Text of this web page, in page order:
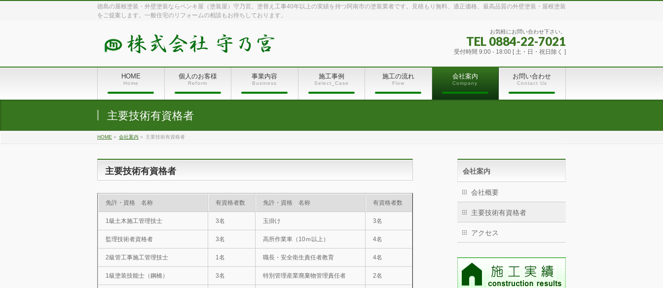
徳島の屋根塗装・外壁塗装ならペンキ屋（塗装屋）守乃宮。塗替え工事40年以上の実績を持つ阿南市の塗装業者です。見積もり無料、適正価格、最高品質の外壁塗装・屋根塗装
をご提案します。一般住宅のリフォームの相談もお待ちしております。
お気軽にお問い合わせ下さい。
TEL 0884-22-7021
受付時間 9:00 - 18:00 [ 土・日・祝日除く ]
HOME
Home
個人のお客様
Reform
事業内容
Business
施工事例
Select_Case
施工の流れ
Flow
会社案内
Company
お問い合わせ
Contact Us
主要技術有資格者
HOME » 会社案内 » 主要技術有資格者
主要技術有資格者
免許・資格 名称 有資格者数 免許・資格 名称 有資格者数
1級土木施工管理技士 3名 玉掛け 3名
監理技術者資格者 3名 高所作業車（10ｍ以上） 4名
2級管工事施工管理技士 1名 職長・安全衛生責任者教育 4名
1級塗装技能士（鋼橋） 3名 特別管理産業廃棄物管理責任者 2名
会社案内
会社概要
主要技術有資格者
アクセス